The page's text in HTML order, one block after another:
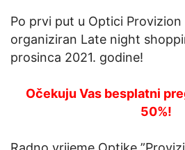
Po prvi put u Optici
organiziran Late night
prosinca 2021. godine!
Očekuju Vas besplatni
50%!